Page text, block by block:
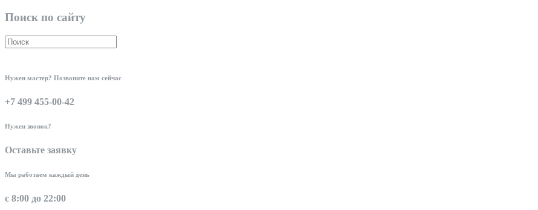
Поиск по сайту
Нужен мастер? Позвоните нам сейчас
+7 499 455-00-42
Нужен звонок?
Оставьте заявку
Мы работаем каждый день
с 8:00 до 22:00